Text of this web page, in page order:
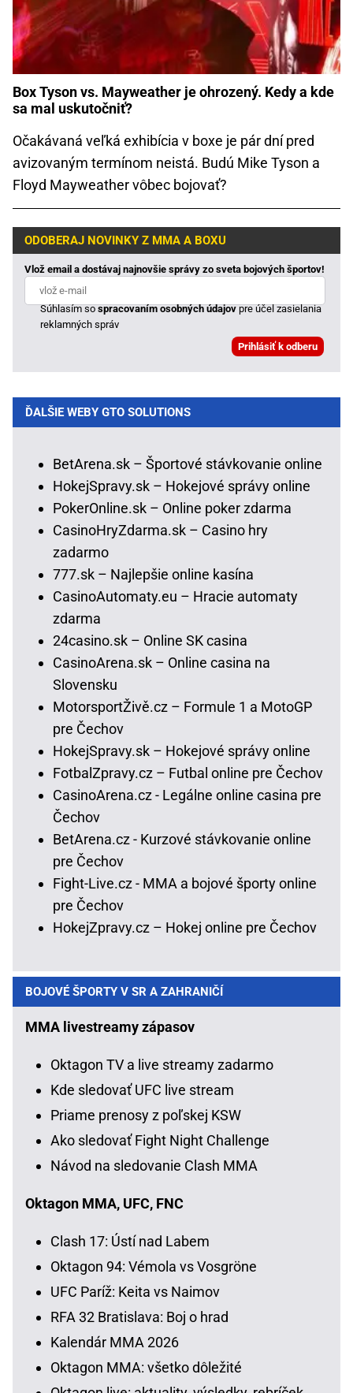
Box Tyson vs. Mayweather je ohrozený. Kedy a kde
sa mal uskutočniť?
Očakávaná veľká exhibícia v boxe je pár dní pred
avizovaným termínom neistá. Budú Mike Tyson a
Floyd Mayweather vôbec bojovať?
ODOBERAJ NOVINKY Z MMA A BOXU
Vlož email a dostávaj najnovšie správy zo sveta bojových športov!
Súhlasím sospracovaním osobných údajovpre účel zasielania
reklamných správ
ĎALŠIE WEBY GTO SOLUTIONS
BetArena.sk – Športové stávkovanie online
HokejSpravy.sk – Hokejové správy online
PokerOnline.sk – Online poker zdarma
CasinoHryZdarma.sk – Casino hry
zadarmo
777.sk – Najlepšie online kasína
CasinoAutomaty.eu – Hracie automaty
zdarma
24casino.sk – Online SK casina
CasinoArena.sk – Online casina na
Slovensku
MotorsportŽivě.cz – Formule 1 a MotoGP
pre Čechov
HokejSpravy.sk – Hokejové správy online
FotbalZpravy.cz – Futbal online pre Čechov
CasinoArena.cz - Legálne online casina pre
Čechov
BetArena.cz - Kurzové stávkovanie online
pre Čechov
Fight-Live.cz - MMA a bojové športy online
pre Čechov
HokejZpravy.cz – Hokej online pre Čechov
BOJOVÉ ŠPORTY V SR A ZAHRANIČÍ
MMA livestreamy zápasov
Oktagon TV a live streamy zadarmo
Kde sledovať UFC live stream
Priame prenosy z poľskej KSW
Ako sledovať Fight Night Challenge
Návod na sledovanie Clash MMA
Oktagon MMA, UFC, FNC
Clash 17: Ústí nad Labem
Oktagon 94: Vémola vs Vosgröne
UFC Paríž: Keita vs Naimov
RFA 32 Bratislava: Boj o hrad
Kalendár MMA 2026
Oktagon MMA: všetko dôležité